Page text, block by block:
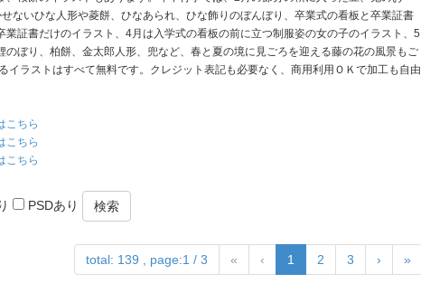
ないひな人形や菱餅、ひなあられ、ひな飾りのぼんぼり、卒業式の看板と卒業証書
証書だけのイラスト、4月は入学式の看板の前に立つ制服姿の女の子のイラスト、5
のぼり、柏餅、金太郎人形、兜など、春と夏の境に見ごろを迎える藤の花の風景もご
イラストはすべて無料です。クレジット表記も必要なく、商用利用ＯＫで加工も自由
こちら
こちら
こちら
PSDあり 検索
total: 139 , page:1 / 3 « ‹ 1 2 3 › »